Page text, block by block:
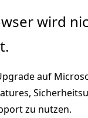
wird
auf
zu nutzen.